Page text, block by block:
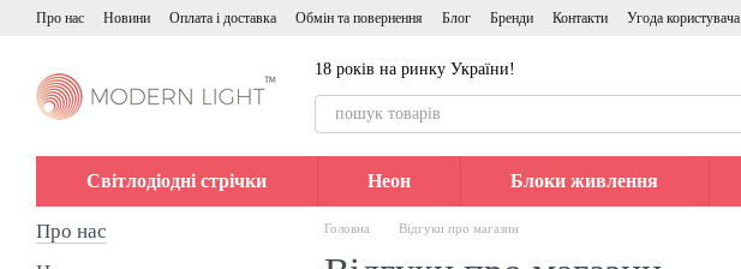
Перейти до основного контенту
Про нас Новини Оплата і доставка Обмін та повернення Блог Бренди Контакти Угода користувача
18 років на ринку України!
Світлодіодні стрічки Неон Блоки живлення
Головна Відгуки про магазин
Про нас